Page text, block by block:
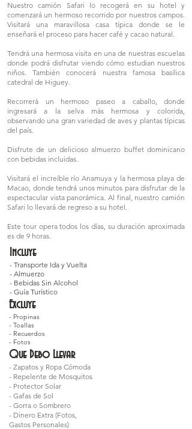
Nuestro camión Safari lo recogerá en su hotel y
comenzará un hermoso recorrido por nuestros campos.
Visitará una maravillosa casa típica donde se le
enseñará el proceso para hacer café y cacao natural.
Tendrá una hermosa visita en una de nuestras escuelas
donde podrá disfrutar viendo cómo estudian nuestros
niños. También conocerá nuestra famosa basílica
catedral de Higuey.
Recorrerá un hermoso paseo a caballo, donde
ingresará a la selva más hermosa y colorida,
observando una gran variedad de aves y plantas típicas
del país.
Disfrute de un delicioso almuerzo buffet dominicano
con bebidas incluidas.
Visitará el increíble río Anamuya y la hermosa playa de
Macao, donde tendrá unos minutos para disfrutar de la
espectacular vista panorámica. Al final, nuestro camión
Safari lo llevará de regreso a su hotel.
Este tour opera todos los días, su duración aproximada
es de 9 horas.
Incluye
- Transporte Ida y Vuelta
- Almuerzo
- Bebidas Sin Alcohol
- Guía Turístico
Excluye
- Propinas
- Toallas
- Recuerdos
- Fotos
Que Debo Llevar
- Zapatos y Ropa Cómoda
- Repelente de Mosquitos
- Protector Solar
- Gafas de Sol
- Gorra o Sombrero
- Dinero Extra (Fotos,
Gastos Personales)